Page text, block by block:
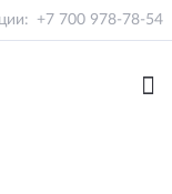
+7 700 978-78-54